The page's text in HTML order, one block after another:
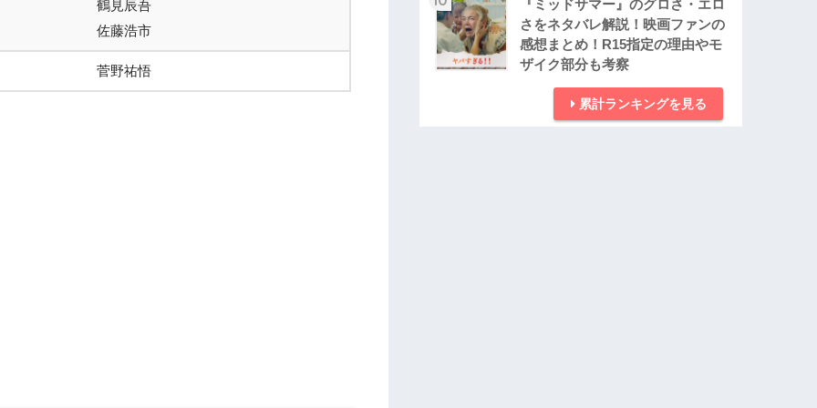
鶴見辰吾
佐藤浩市
菅野祐悟
『ミッドサマー』のグロさ・エロ
さをネタバレ解説！映画ファンの
感想まとめ！R15指定の理由やモ
ザイク部分も考察
累計ランキングを見る